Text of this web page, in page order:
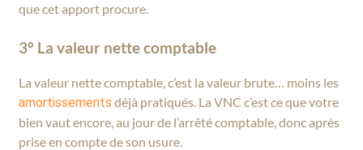
que cet apport procure.
3° La valeur nette comptable
La valeur nette comptable, c’est la valeur brute… moins les
amortissements déjà pratiqués. La VNC c’est ce que votre
bien vaut encore, au jour de l’arrêté comptable, donc après
prise en compte de son usure.